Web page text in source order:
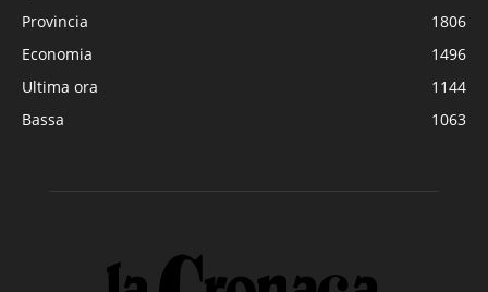
Provincia
1806
Economia
1496
Ultima ora
1144
Bassa
1063